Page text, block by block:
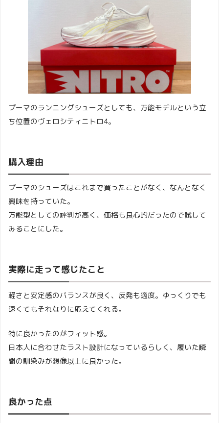
プーマのランニングシューズとしても、万能モデルという立
ち位置のヴェロシティニトロ4。
購入理由
プーマのシューズはこれまで買ったことがなく、なんとなく
興味を持っていた。
万能型としての評判が高く、価格も良心的だったので試して
みることにした。
実際に走って感じたこと
軽さと安定感のバランスが良く、反発も適度。ゆっくりでも
速くてもそれなりに応えてくれる。
特に良かったのがフィット感。
日本人に合わせたラスト設計になっているらしく、履いた瞬
間の馴染みが想像以上に良かった。
良かった点